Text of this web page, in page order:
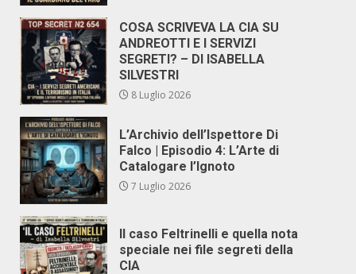
COSA SCRIVEVA LA CIA SU
ANDREOTTI E I SERVIZI
SEGRETI? – DI ISABELLA
SILVESTRI
8 Luglio 2026
L’Archivio dell’Ispettore Di
Falco | Episodio 4: L’Arte di
Catalogare l’Ignoto
7 Luglio 2026
Il caso Feltrinelli e quella nota
speciale nei file segreti della
CIA